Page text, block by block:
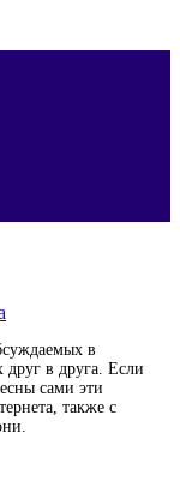
в
друг в друга. Если
сами эти
также с